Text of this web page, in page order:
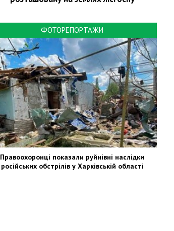
ФОТОРЕПОРТАЖИ
Правоохоронці показали руйнівні наслідки
російських обстрілів у Харківській області